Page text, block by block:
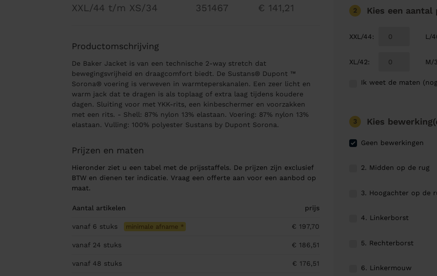
XXL/44 t/m XS/34 351467 € 141,21
Productomschrijving
De Baker Jacket is van een technische 2-way stretch dat
bewegingsvrijheid en draagcomfort biedt. De Sustans® Dupont ™
Sorona® voering is verweven in warmteperskanalen. Een zeer licht en
warm jack dat te dragen is als toplaag of extra laag tijdens koudere
dagen. Sluiting voor met YKK-rits, een kinbeschermer en voorzakken
met een rits. - Shell: 87% nylon 13% elastaan. Voering: 87% nylon 13%
elastaan. Vulling: 100% polyester Sustans by Dupont Sorona.
Prijzen en maten
Hieronder ziet u een tabel met de prijsstaffels. De prijzen zijn exclusief
BTW en dienen ter indicatie. Vraag een offerte aan voor een aanbod op
maat.
Aantal artikelen prijs
vanaf 6 stuks minimale afname * € 197,70
vanaf 24 stuks € 186,51
vanaf 48 stuks € 176,51
2 Kies een aantal
XXL/44:
XL/42:
L/
M/
Ik weet de maten
3 Kies
Geen bewerkingen
2. Midden op de rug
3. Hoogachter op de
4. Linkerborst
5. Rechterborst
6. Linkermouw